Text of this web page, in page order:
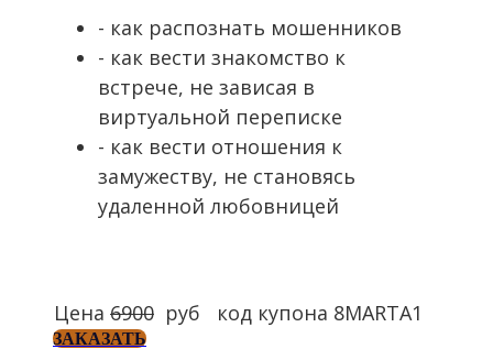
- как распознать мошенников
- как вести знакомство к
встрече, не зависая в
виртуальной переписке
- как вести отношения к
замужеству, не становясь
удаленной любовницей
Цена 6900 руб код купона 8MARTA1
ЗАКАЗАТЬ